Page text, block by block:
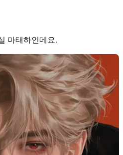
마태하인데요.